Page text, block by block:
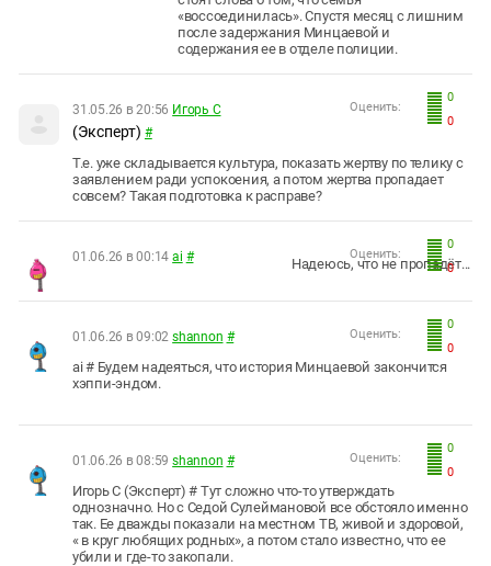
«воссоединилась». Спустя месяц с лишним
после задержания Минцаевой и
содержания ее в отделе полиции.
0
0
Оценить:
31.05.26 в 20:56 Игорь С
(Эксперт) #
Т.е. уже складывается культура, показать жертву по телику с
заявлением ради успокоения, а потом жертва пропадает
совсем? Такая подготовка к расправе?
0
0
Оценить:
01.06.26 в 00:14 ai # Надеюсь, что не пропадёт...
0
0
Оценить:
01.06.26 в 09:02 shannon #
ai # Будем надеяться, что история Минцаевой закончится
хэппи-эндом.
0
0
Оценить:
01.06.26 в 08:59 shannon #
Игорь С (Эксперт) # Тут сложно что-то утверждать
однозначно. Но с Седой Сулеймановой все обстояло именно
так. Ее дважды показали на местном ТВ, живой и здоровой,
« в круг любящих родных», а потом стало известно, что ее
убили и где-то закопали.